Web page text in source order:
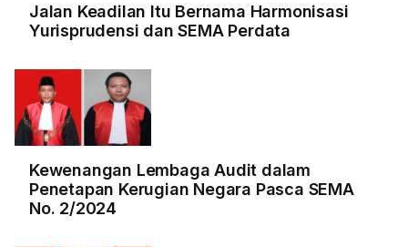
Jalan Keadilan Itu Bernama Harmonisasi
Yurisprudensi dan SEMA Perdata
Kewenangan Lembaga Audit dalam
Penetapan Kerugian Negara Pasca SEMA
No. 2/2024